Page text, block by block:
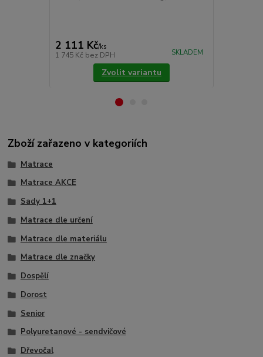
2 111 Kč/ks
1 745 Kč bez DPH SKLADEM
Zvolit variantu
Zboží zařazeno v kategoriích
Matrace
Matrace AKCE
Sady 1+1
Matrace dle určení
Matrace dle materiálu
Matrace dle značky
Dospělí
Dorost
Senior
Polyuretanové - sendvičové
Dřevočal